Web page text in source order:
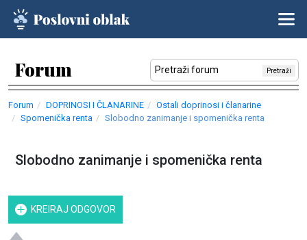
Forum Pretraži
Forum DOPRINOSI I ČLANARINE
Ostali doprinosi i članarine
Spomenička renta
Slobodno zanimanje i spomenička renta
Slobodno zanimanje i spomenička renta
KREIRAJ ODGOVOR